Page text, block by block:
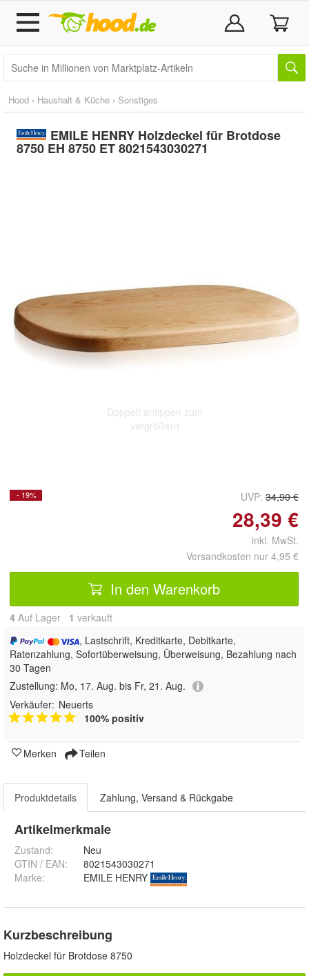
Hood › Haushalt & Küche › Sonstiges
EMILE HENRY Holzdeckel für Brotdose
8750 EH 8750 ET 8021543030271
Doppelt antippen zum
vergrößern
- 19% UVP: 34,90 €
28,39 €
inkl. MwSt.
Versandkosten nur 4,95 €
In den Warenkorb
4 Auf Lager 1 verkauft
, Lastschrift, Kreditkarte, Debitkarte,
Ratenzahlung, Sofortüberweisung, Überweisung, Bezahlung nach
30 Tagen
Zustellung: Mo, 17. Aug. bis Fr, 21. Aug.
Verkäufer: Neuerts
100% positiv
Merken Teilen
Produktdetails Zahlung, Versand & Rückgabe
Artikelmerkmale
Zustand:
Neu
GTIN / EAN:
8021543030271
Marke:
EMILE HENRY
Kurzbeschreibung
Holzdeckel für Brotdose 8750